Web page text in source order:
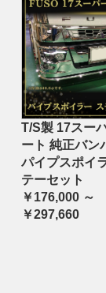
T/S製 17スー
ート 純正バン
パイプスポイ
テーセット
￥176,000 ～
￥297,660